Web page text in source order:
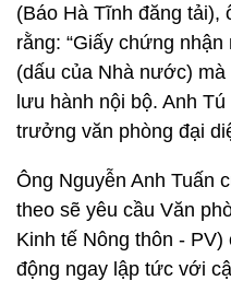
(Báo Hà Tĩnh đăng tải),
rằng: “Giấy chứng
(dấu của Nhà nước)
lưu hành nội bộ. Anh
trưởng văn phòng đại
Ông Nguyễn Anh Tuấn
theo sẽ yêu cầu Văn
Kinh tế Nông thôn -
động ngay lập tức với